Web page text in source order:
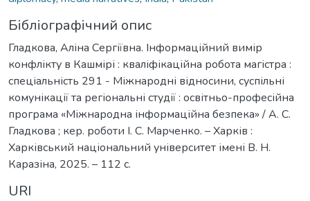
Бібліографічний опис
Гладкова, Аліна Сергіївна. Інформаційний вимір
конфлікту в Кашмірі : кваліфікаційна робота магістра :
спеціальність 291 - Міжнародні відносини, суспільні
комунікації та регіональні студії : освітньо-професійна
програма «Міжнародна інформаційна безпека» / А. С.
Гладкова ; кер. роботи І. С. Марченко. – Харків :
Харківський національний університет імені В. Н.
Каразіна, 2025. – 112 с.
URI